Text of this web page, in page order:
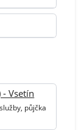
Vsetín
půjčka